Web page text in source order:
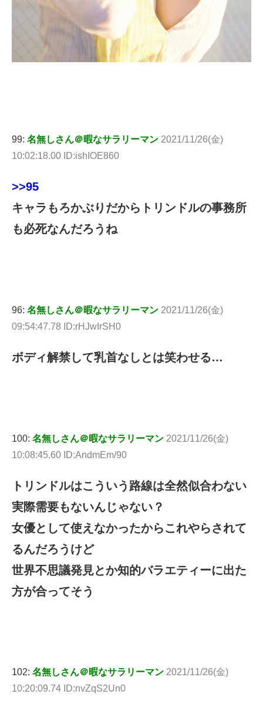
99: 名無しさん＠暇なサラリーマン 2021/11/26(金)
10:02:18.00 ID:ishIOE860
>>95
キャラもろかぶりだからトリンドルの事務所
も必死なんだろうね
96: 名無しさん＠暇なサラリーマン 2021/11/26(金)
09:54:47.78 ID:rHJwIrSH0
ボディ解禁して乳首なしとは笑わせる…
100: 名無しさん＠暇なサラリーマン 2021/11/26(金)
10:08:45.60 ID:AndmEm/90
トリンドルはこういう路線は全然似合わない
実際需要もないんじゃない？
女優として使えなかったからこれやらされて
るんだろうけど
世界不思議発見とか知的バラエティーに出た
方が合ってそう
102: 名無しさん＠暇なサラリーマン 2021/11/26(金)
10:20:09.74 ID:nvZqS2Un0